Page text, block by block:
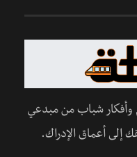
وأفكار شباب من مبدعي
إلى أعماق الإدراك.